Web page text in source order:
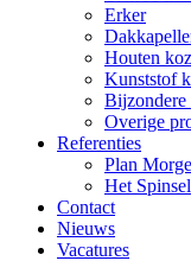
Erker
Houten
Kunststof
Bijzondere
Overige
Referenties
Plan
Het Spinsel
Contact
Nieuws
Vacatures